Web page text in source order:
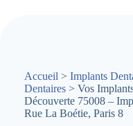
Accueil > Implants
Dentaires > Vos
Découverte 75008 –
Rue La Boétie, Paris 8